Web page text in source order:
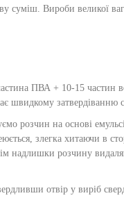
суміш. Вироби великої
ПВА + 10-15 частин
швидкому затвердіванню
розчин на основі
злегка хитаючи в
надлишки розчину
отвір у виріб